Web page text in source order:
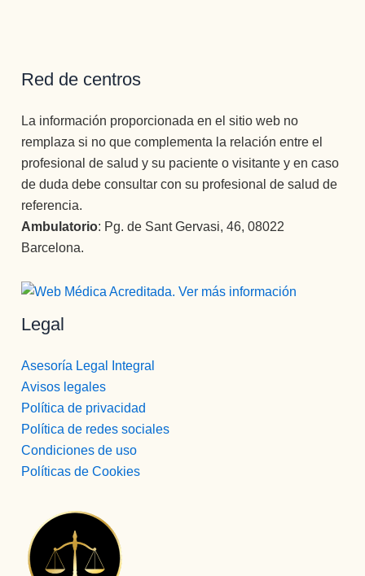
Red de centros
La información proporcionada en el sitio web no
remplaza si no que complementa la relación entre el
profesional de salud y su paciente o visitante y en caso
de duda debe consultar con su profesional de salud de
referencia.
Ambulatorio: Pg. de Sant Gervasi, 46, 08022
Barcelona.
Legal
Asesoría Legal Integral
Avisos legales
Política de privacidad
Política de redes sociales
Condiciones de uso
Políticas de Cookies